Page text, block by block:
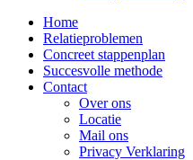
Home
Relatieproblemen
Concreet stappenplan
Succesvolle methode
Contact
Over ons
Locatie
Mail ons
Privacy Verklaring